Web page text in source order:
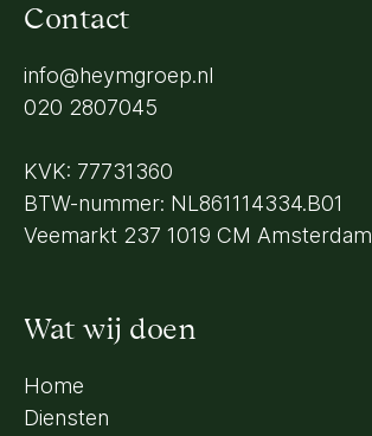
Contact
info@heymgroep.nl
020 2807045
KVK: 77731360
BTW-nummer: NL861114334.B01
Veemarkt 237 1019 CM Amsterdam
Wat wij doen
Home
Diensten